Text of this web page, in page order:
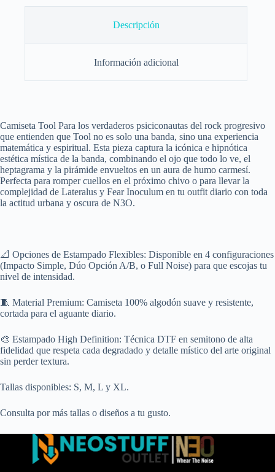
Descripción
Información adicional
Camiseta Tool Para los verdaderos psiciconautas del rock progresivo
que entienden que Tool no es solo una banda, sino una experiencia
matemática y espiritual. Esta pieza captura la icónica e hipnótica
estética mística de la banda, combinando el ojo que todo lo ve, el
heptagrama y la pirámide envueltos en un aura de humo carmesí.
Perfecta para romper cuellos en el próximo chivo o para llevar la
complejidad de Lateralus y Fear Inoculum en tu outfit diario con toda
la actitud urbana y oscura de N3O.
📐 Opciones de Estampado Flexibles: Disponible en 4 configuraciones
(Impacto Simple, Dúo Opción A/B, o Full Noise) para que escojas tu
nivel de intensidad.
🧵 Material Premium: Camiseta 100% algodón suave y resistente,
cortada para el aguante diario.
🎨 Estampado High Definition: Técnica DTF en semitono de alta
fidelidad que respeta cada degradado y detalle místico del arte original
sin perder textura.
Tallas disponibles: S, M, L y XL.
Consulta por más tallas o diseños a tu gusto.